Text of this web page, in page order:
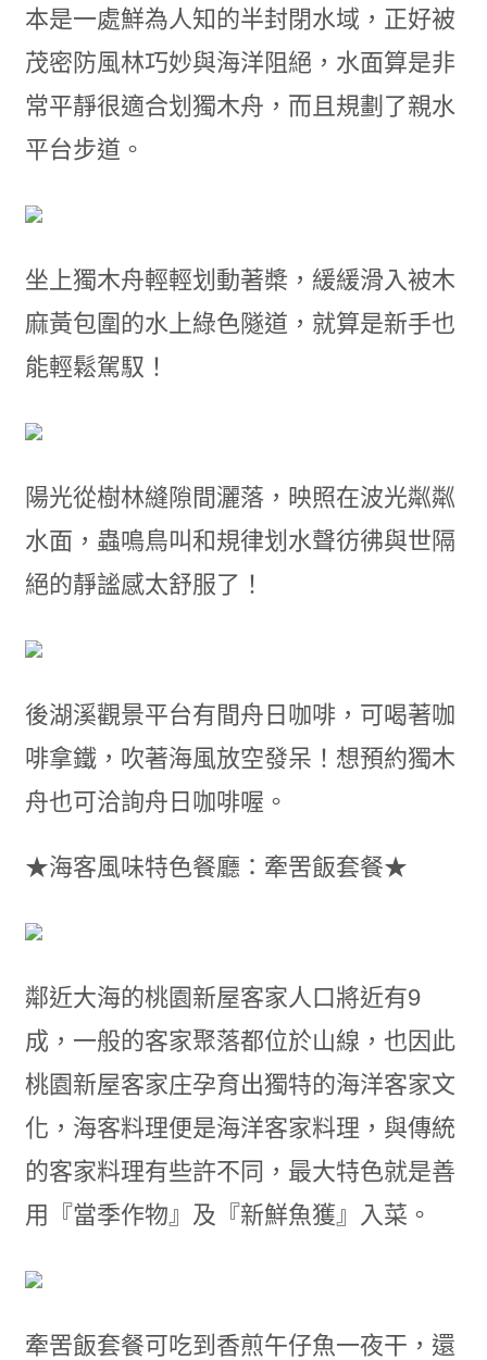
本是一處鮮為人知的半封閉水域，正好被
茂密防風林巧妙與海洋阻絕，水面算是非
常平靜很適合划獨木舟，而且規劃了親水
平台步道。
坐上獨木舟輕輕划動著槳，緩緩滑入被木
麻黃包圍的水上綠色隧道，就算是新手也
能輕鬆駕馭！
陽光從樹林縫隙間灑落，映照在波光粼粼
水面，蟲鳴鳥叫和規律划水聲彷彿與世隔
絕的靜謐感太舒服了！
後湖溪觀景平台有間舟日咖啡，可喝著咖
啡拿鐵，吹著海風放空發呆！想預約獨木
舟也可洽詢舟日咖啡喔。
★海客風味特色餐廳：牽罟飯套餐★
鄰近大海的桃園新屋客家人口將近有9
成，一般的客家聚落都位於山線，也因此
桃園新屋客家庄孕育出獨特的海洋客家文
化，海客料理便是海洋客家料理，與傳統
的客家料理有些許不同，最大特色就是善
用『當季作物』及『新鮮魚獲』入菜。
牽罟飯套餐可吃到香煎午仔魚一夜干，還